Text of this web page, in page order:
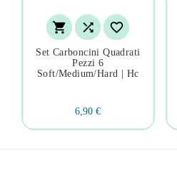
  
Set Carboncini Quadrati
Pezzi 6
Soft/medium/hard | Hc
6,90 €